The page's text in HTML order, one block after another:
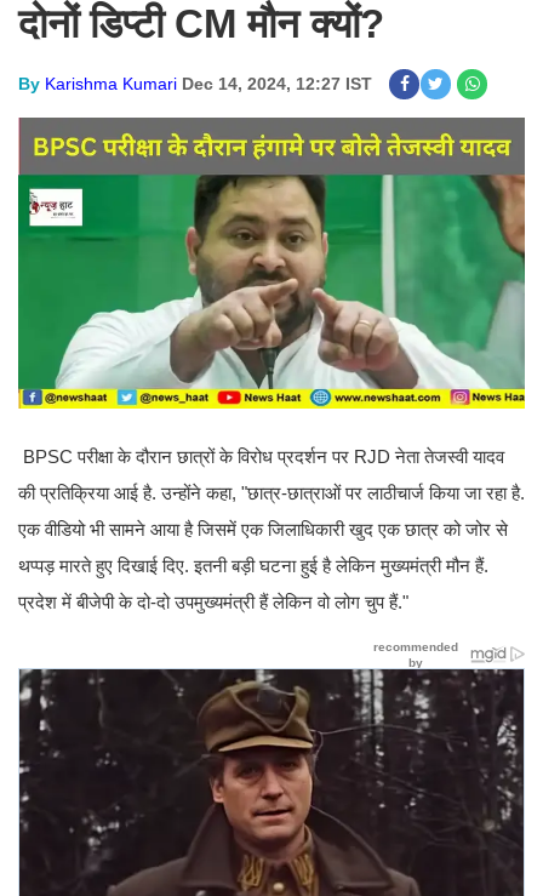
दोनों डिप्टी CM मौन क्यों?
By Karishma Kumari Dec 14, 2024, 12:27 IST
BPSC परीक्षा के दौरान छात्रों के विरोध प्रदर्शन पर RJD नेता तेजस्वी यादव
की प्रतिक्रिया आई है. उन्होंने कहा, "छात्र-छात्राओं पर लाठीचार्ज किया जा रहा है.
एक वीडियो भी सामने आया है जिसमें एक जिलाधिकारी खुद एक छात्र को जोर से
थप्पड़ मारते हुए दिखाई दिए. इतनी बड़ी घटना हुई है लेकिन मुख्यमंत्री मौन हैं.
प्रदेश में बीजेपी के दो-दो उपमुख्यमंत्री हैं लेकिन वो लोग चुप हैं."